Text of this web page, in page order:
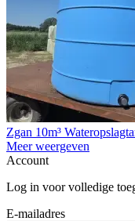
Zgan 10m³
Meer weergeven
Account
Log in voor volledige
E-mailadres